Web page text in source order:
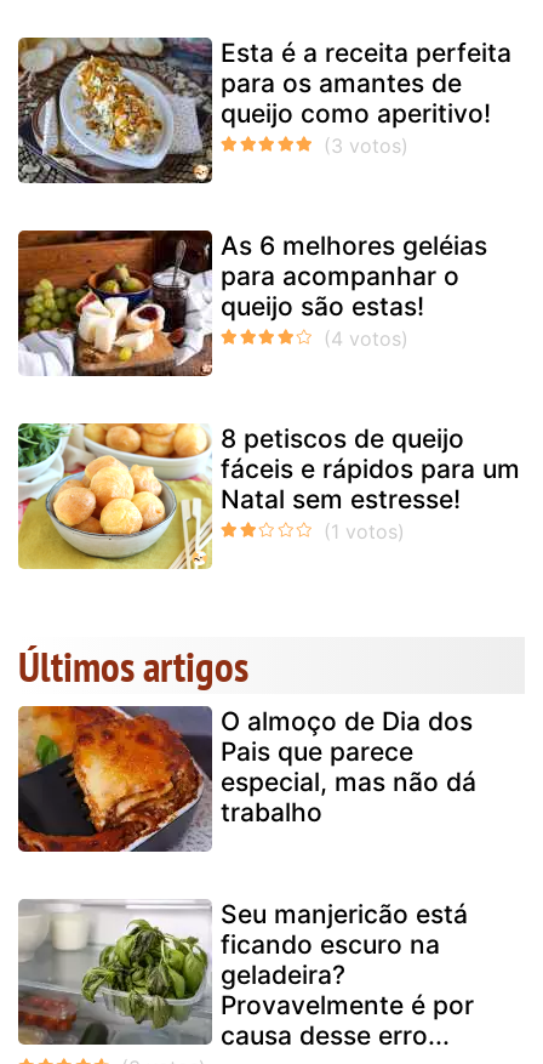
Esta é a receita perfeita
para os amantes de
queijo como aperitivo!
As 6 melhores geléias
para acompanhar o
queijo são estas!
8 petiscos de queijo
fáceis e rápidos para um
Natal sem estresse!
Últimos artigos
O almoço de Dia dos
Pais que parece
especial, mas não dá
trabalho
Seu manjericão está
ficando escuro na
geladeira?
Provavelmente é por
causa desse erro...